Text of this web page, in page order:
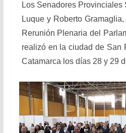
Los Senadores Provinciales
Luque y Roberto
Rerunión Plenaria del
realizó en la ciudad de San
Catamarca los días 28 y 29